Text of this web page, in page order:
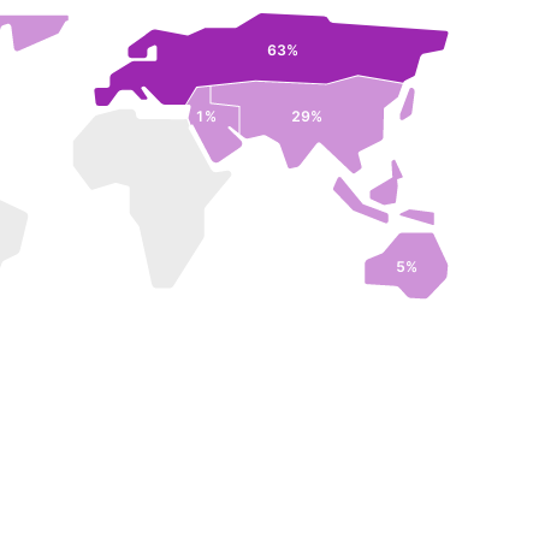
5%
63%
1% 29%